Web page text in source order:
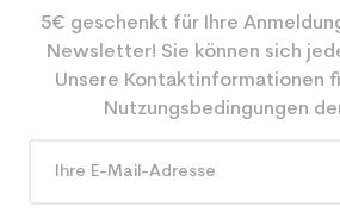
5€ geschenkt für Ihre
Newsletter! Sie können sich
Unsere Kontaktinformationen
Nutzungsbedingungen